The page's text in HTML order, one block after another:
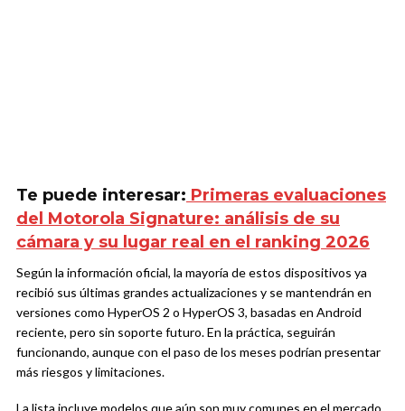
Te puede interesar: Primeras evaluaciones
del Motorola Signature: análisis de su
cámara y su lugar real en el ranking 2026
Según la información oficial, la mayoría de estos dispositivos ya
recibió sus últimas grandes actualizaciones y se mantendrán en
versiones como HyperOS 2 o HyperOS 3, basadas en Android
reciente, pero sin soporte futuro. En la práctica, seguirán
funcionando, aunque con el paso de los meses podrían presentar
más riesgos y limitaciones.